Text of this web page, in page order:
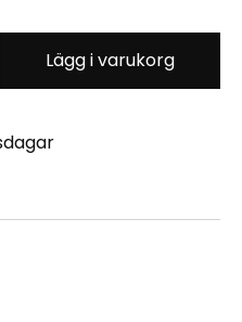
Lägg i varukorg